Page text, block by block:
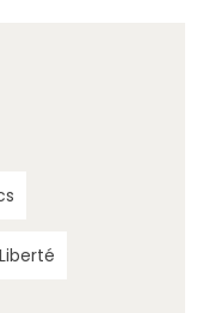
Liberté